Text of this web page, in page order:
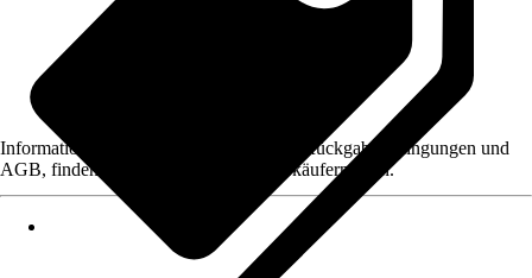
Informationen des Verkäufers, wie z. B. Rückgabebedingungen und
AGB, finden Sie bei Klick auf den Verkäufernamen.